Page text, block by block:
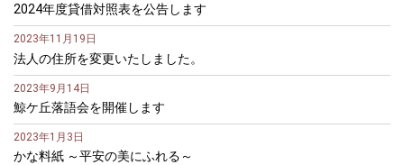
2024年度貸借対照表を公告します
2023年11月19日
法人の住所を変更いたしました。
2023年9月14日
鯨ケ丘落語会を開催します
2023年1月3日
かな料紙 ～平安の美にふれる～